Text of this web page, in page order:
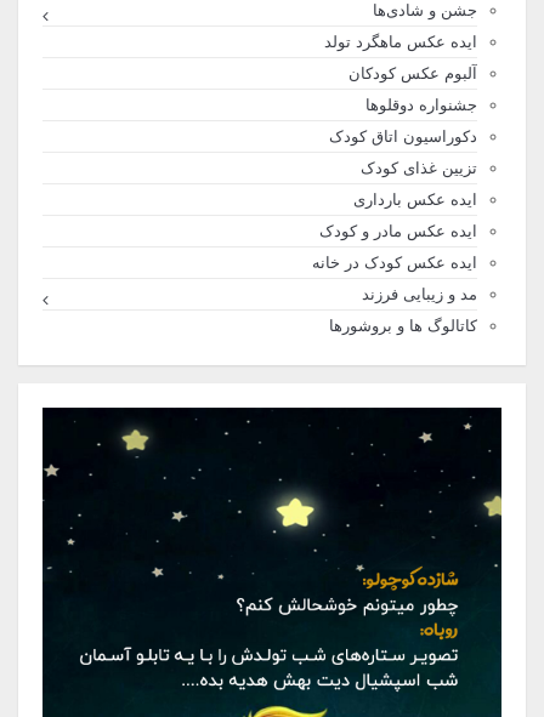
جشن و شادی‌ها
ایده عکس ماهگرد تولد
آلبوم عکس کودکان
جشنواره دوقلوها
دکوراسیون اتاق کودک
تزیین غذای کودک
ایده عکس بارداری
ایده عکس مادر و کودک
ایده عکس کودک در خانه
مد و زیبایی فرزند
کاتالوگ ها و بروشورها